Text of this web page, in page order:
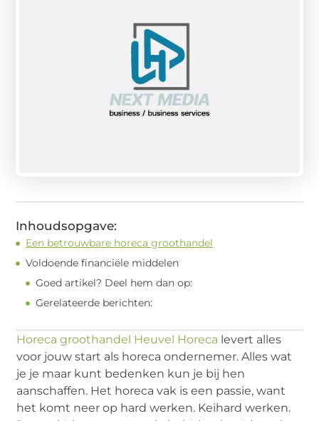
Inhoudsopgave:
Een betrouwbare horeca groothandel
Voldoende financiële middelen
Goed artikel? Deel hem dan op:
Gerelateerde berichten:
Horeca groothandel Heuvel Horeca levert alles
voor jouw start als horeca ondernemer. Alles wat
je je maar kunt bedenken kun je bij hen
aanschaffen. Het horeca vak is een passie, want
het komt neer op hard werken. Keihard werken.